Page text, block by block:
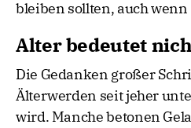
bleiben sollten, auch
Alter bedeutet
Die Gedanken großer
Älterwerden seit jeher
wird. Manche betonen